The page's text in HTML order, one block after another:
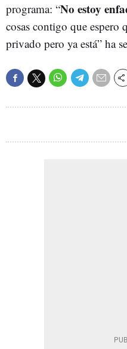
programa: “No estoy
cosas contigo que espero
privado pero ya está” ha